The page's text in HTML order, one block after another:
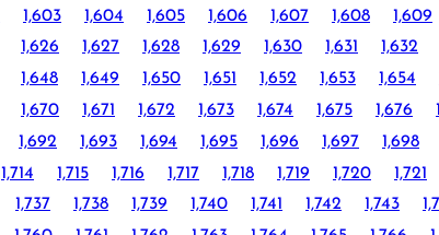
1,603 1,604 1,605 1,606 1,607 1,608 1,609
1,626 1,627 1,628 1,629 1,630 1,631 1,632
1,648 1,649 1,650 1,651 1,652 1,653 1,654
1,670 1,671 1,672 1,673 1,674 1,675 1,676
1,692 1,693 1,694 1,695 1,696 1,697 1,698
1,714 1,715 1,716 1,717 1,718 1,719 1,720 1,721
1,737 1,738 1,739 1,740 1,741 1,742 1,743